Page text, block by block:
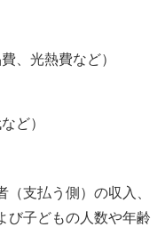
、光熱費など）
ど）
支払う側）の収入、
び子どもの人数や年齢